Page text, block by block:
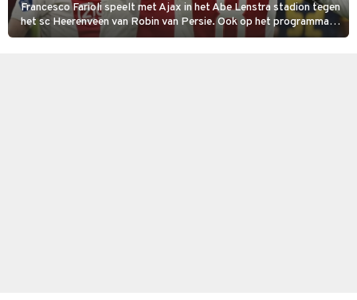
Francesco Farioli speelt met Ajax in het Abe Lenstra stadion tegen
het sc Heerenveen van Robin van Persie. Ook op het programma
staan: NAC - FC Twente, Almere City FC - Heracles en N.E.C. -